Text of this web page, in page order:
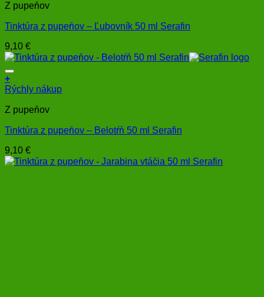
Z pupeňov
Tinktúra z pupeňov – Ľubovník 50 ml Serafin
9,10 €
+
Rýchly nákup
Z pupeňov
Tinktúra z pupeňov – Belotŕň 50 ml Serafin
9,10 €